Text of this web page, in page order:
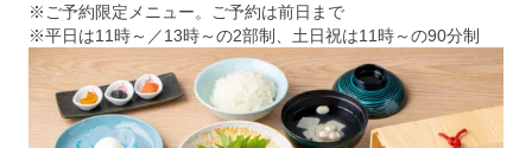
※ご予約限定メニュー。ご予約は前日まで
※平日は11時～／13時～の2部制、土日祝は11時～の90分制